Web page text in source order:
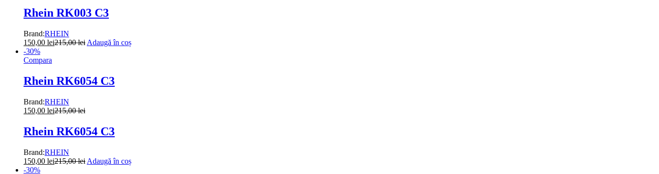
Rhein RK003 C3
Brand:RHEIN
150,00 lei215,00lei Adaugă în coș
-30%
Compara
Rhein RK6054 C3
Brand:RHEIN
150,00 lei215,00lei
Rhein RK6054 C3
Brand:RHEIN
150,00 lei215,00lei Adaugă în coș
-30%